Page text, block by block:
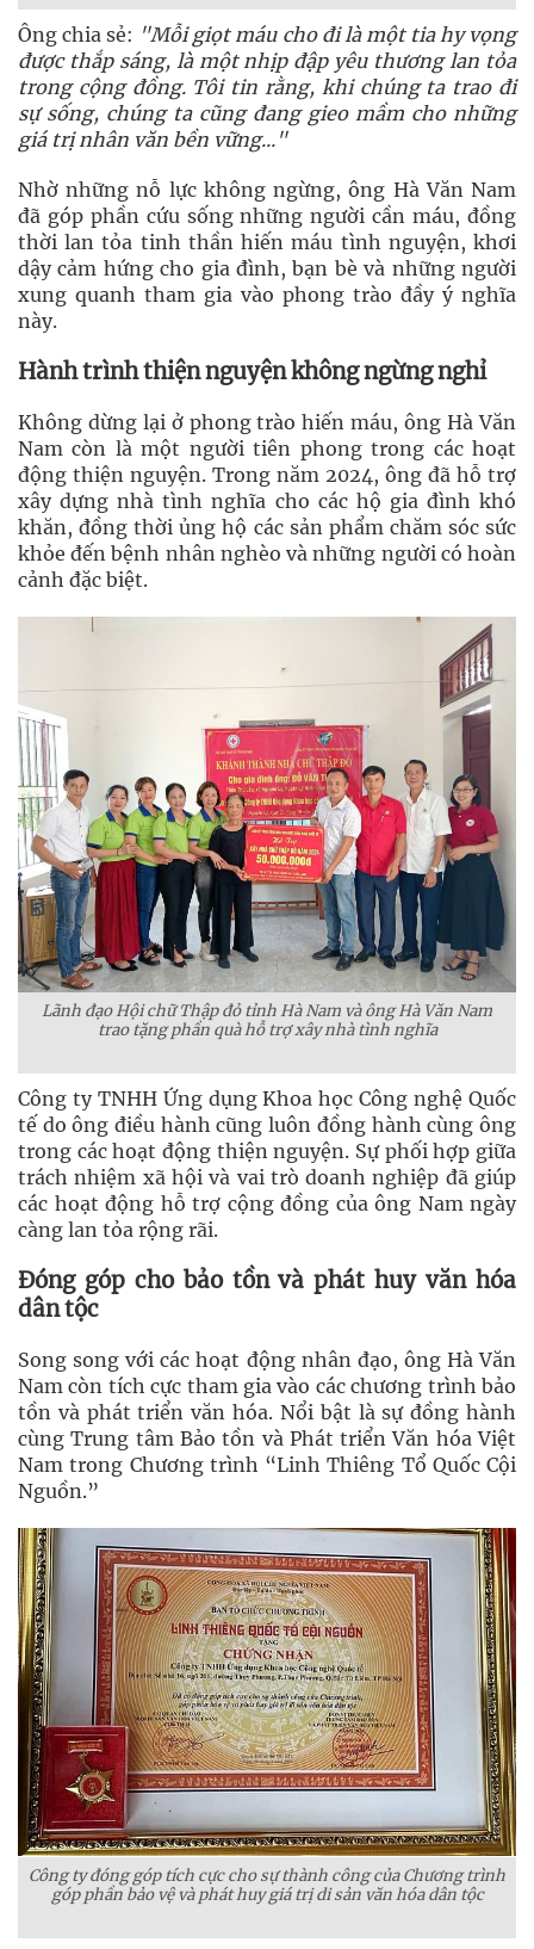
Ông chia sẻ: "Mỗi giọt máu cho đi là một tia hy vọng
được thắp sáng, là một nhịp đập yêu thương lan tỏa
trong cộng đồng. Tôi tin rằng, khi chúng ta trao đi
sự sống, chúng ta cũng đang gieo mầm cho những
giá trị nhân văn bền vững..."
Nhờ những nỗ lực không ngừng, ông Hà Văn Nam
đã góp phần cứu sống những người cần máu, đồng
thời lan tỏa tinh thần hiến máu tình nguyện, khơi
dậy cảm hứng cho gia đình, bạn bè và những người
xung quanh tham gia vào phong trào đầy ý nghĩa
này.
Hành trình thiện nguyện không ngừng nghỉ
Không dừng lại ở phong trào hiến máu, ông Hà Văn
Nam còn là một người tiên phong trong các hoạt
động thiện nguyện. Trong năm 2024, ông đã hỗ trợ
xây dựng nhà tình nghĩa cho các hộ gia đình khó
khăn, đồng thời ủng hộ các sản phẩm chăm sóc sức
khỏe đến bệnh nhân nghèo và những người có hoàn
cảnh đặc biệt.
Lãnh đạo Hội chữ Thập đỏ tỉnh Hà Nam và ông Hà Văn Nam
trao tặng phần quà hỗ trợ xây nhà tình nghĩa
Công ty TNHH Ứng dụng Khoa học Công nghệ Quốc
tế do ông điều hành cũng luôn đồng hành cùng ông
trong các hoạt động thiện nguyện. Sự phối hợp giữa
trách nhiệm xã hội và vai trò doanh nghiệp đã giúp
các hoạt động hỗ trợ cộng đồng của ông Nam ngày
càng lan tỏa rộng rãi.
Đóng góp cho bảo tồn và phát huy văn hóa
dân tộc
Song song với các hoạt động nhân đạo, ông Hà Văn
Nam còn tích cực tham gia vào các chương trình bảo
tồn và phát triển văn hóa. Nổi bật là sự đồng hành
cùng Trung tâm Bảo tồn và Phát triển Văn hóa Việt
Nam trong Chương trình “Linh Thiêng Tổ Quốc Cội
Nguồn.”
Công ty đóng góp tích cực cho sự thành công của Chương trình
góp phần bảo vệ và phát huy giá trị di sản văn hóa dân tộc